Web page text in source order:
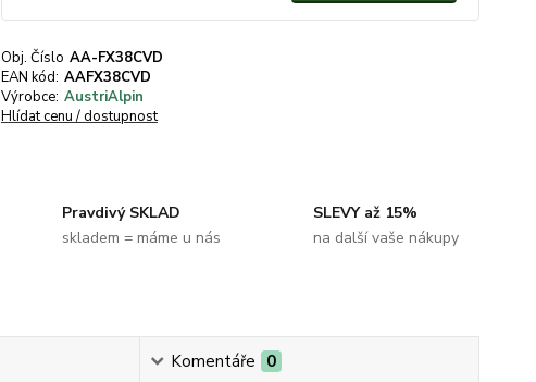
Obj. Číslo AA-FX38CVD
EAN kód: AAFX38CVD
Výrobce: AustriAlpin
Hlídat cenu / dostupnost
Pravdivý SKLAD
skladem = máme u nás
SLEVY až 15%
na další vaše nákupy
Komentáře 0